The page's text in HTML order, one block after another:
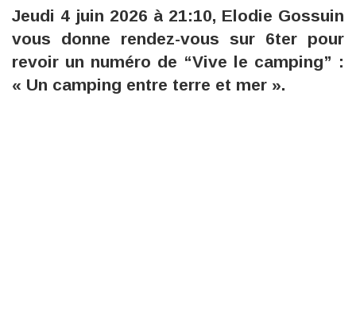
Jeudi 4 juin 2026 à 21:10, Elodie Gossuin
vous donne rendez-vous sur 6ter pour
revoir un numéro de “Vive le camping” :
« Un camping entre terre et mer ».